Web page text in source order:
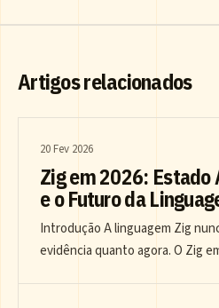
Artigos relacionados
20 Fev 2026
Zig em 2026: Estado
e o Futuro da
Introdução A linguagem Zig
evidência quanto agora. O Zig